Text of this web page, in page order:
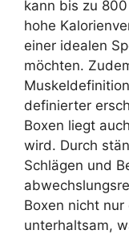
kann bis zu
hohe
einer idealen
möchten.
definierter
Boxen liegt
wird. Durch
Schlägen und
Boxen nicht
unterhaltsam,